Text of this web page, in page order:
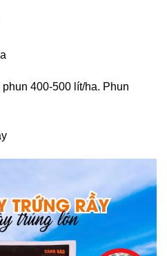
400-500 lít/ha. Phun